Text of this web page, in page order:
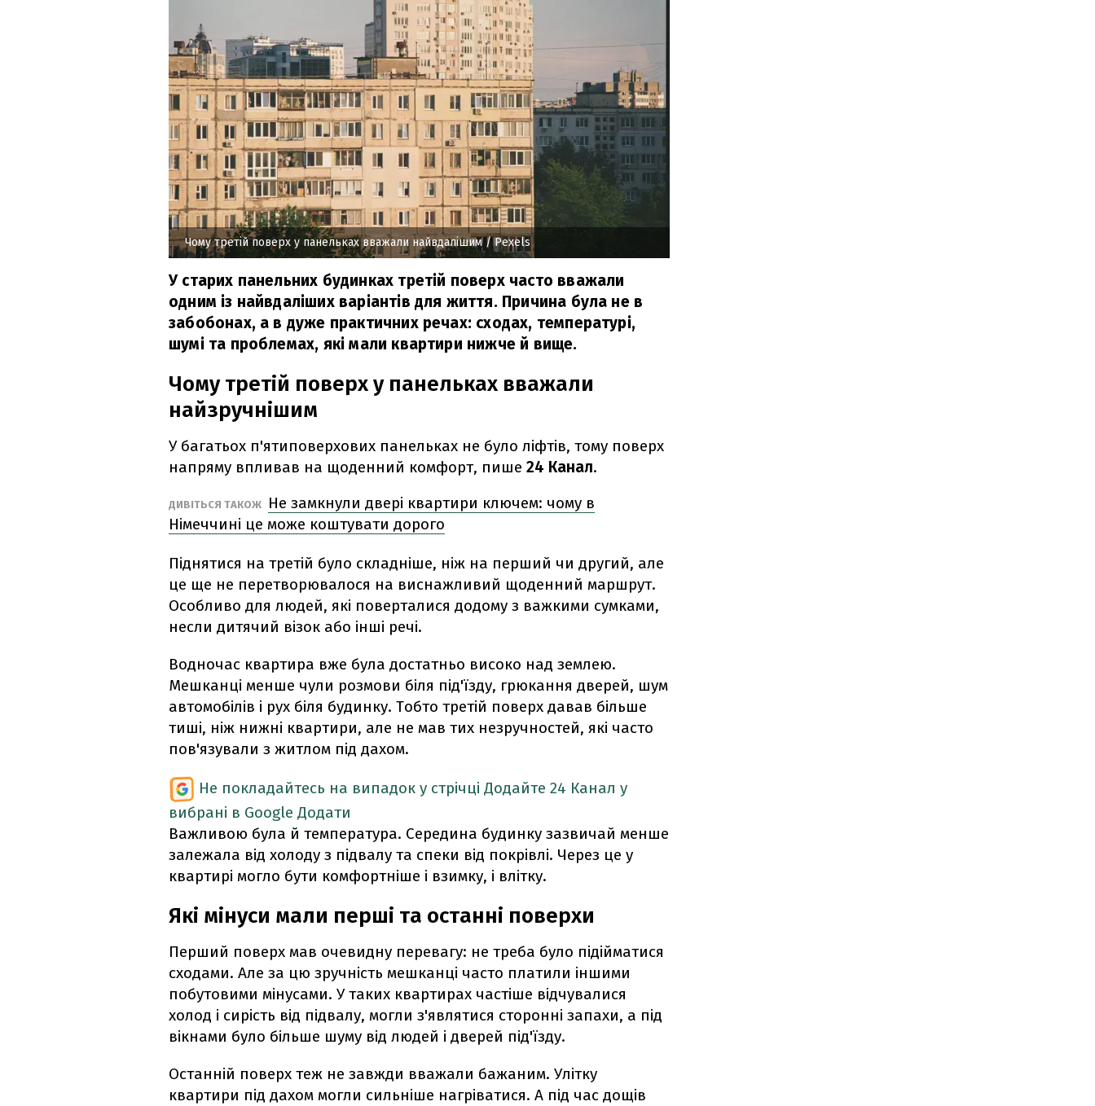
Чому третій поверх у панельках вважали найвдалішим/ Pexels
У старих панельних будинках третій поверх часто вважали
одним із найвдаліших варіантів для життя. Причина була не в
забобонах, а в дуже практичних речах: сходах, температурі,
шумі та проблемах, які мали квартири нижче й вище.
Чому третій поверх у панельках вважали
найзручнішим
У багатьох п'ятиповерхових панельках не було ліфтів, тому поверх
напряму впливав на щоденний комфорт, пише 24 Канал.
ДИВІТЬСЯ ТАКОЖ
Не замкнули двері квартири ключем: чому в
Німеччині це може коштувати дорого
Піднятися на третій було складніше, ніж на перший чи другий, але
це ще не перетворювалося на виснажливий щоденний маршрут.
Особливо для людей, які поверталися додому з важкими сумками,
несли дитячий візок або інші речі.
Водночас квартира вже була достатньо високо над землею.
Мешканці менше чули розмови біля під'їзду, грюкання дверей, шум
автомобілів і рух біля будинку. Тобто третій поверх давав більше
тиші, ніж нижні квартири, але не мав тих незручностей, які часто
пов'язували з житлом під дахом.
Не покладайтесь на випадок у стрічці Додайте 24 Канал у
вибрані в Google Додати
Важливою була й температура. Середина будинку зазвичай менше
залежала від холоду з підвалу та спеки від покрівлі. Через це у
квартирі могло бути комфортніше і взимку, і влітку.
Які мінуси мали перші та останні поверхи
Перший поверх мав очевидну перевагу: не треба було підійматися
сходами. Але за цю зручність мешканці часто платили іншими
побутовими мінусами. У таких квартирах частіше відчувалися
холод і сирість від підвалу, могли з'являтися сторонні запахи, а під
вікнами було більше шуму від людей і дверей під'їзду.
Останній поверх теж не завжди вважали бажаним. Улітку
квартири під дахом могли сильніше нагріватися. А під час дощів